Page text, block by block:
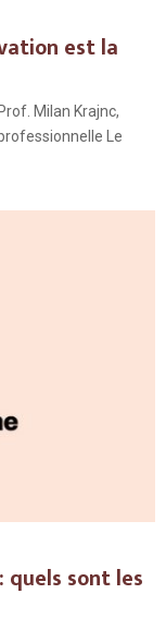
est la
Milan Krajnc,
Le
sont les